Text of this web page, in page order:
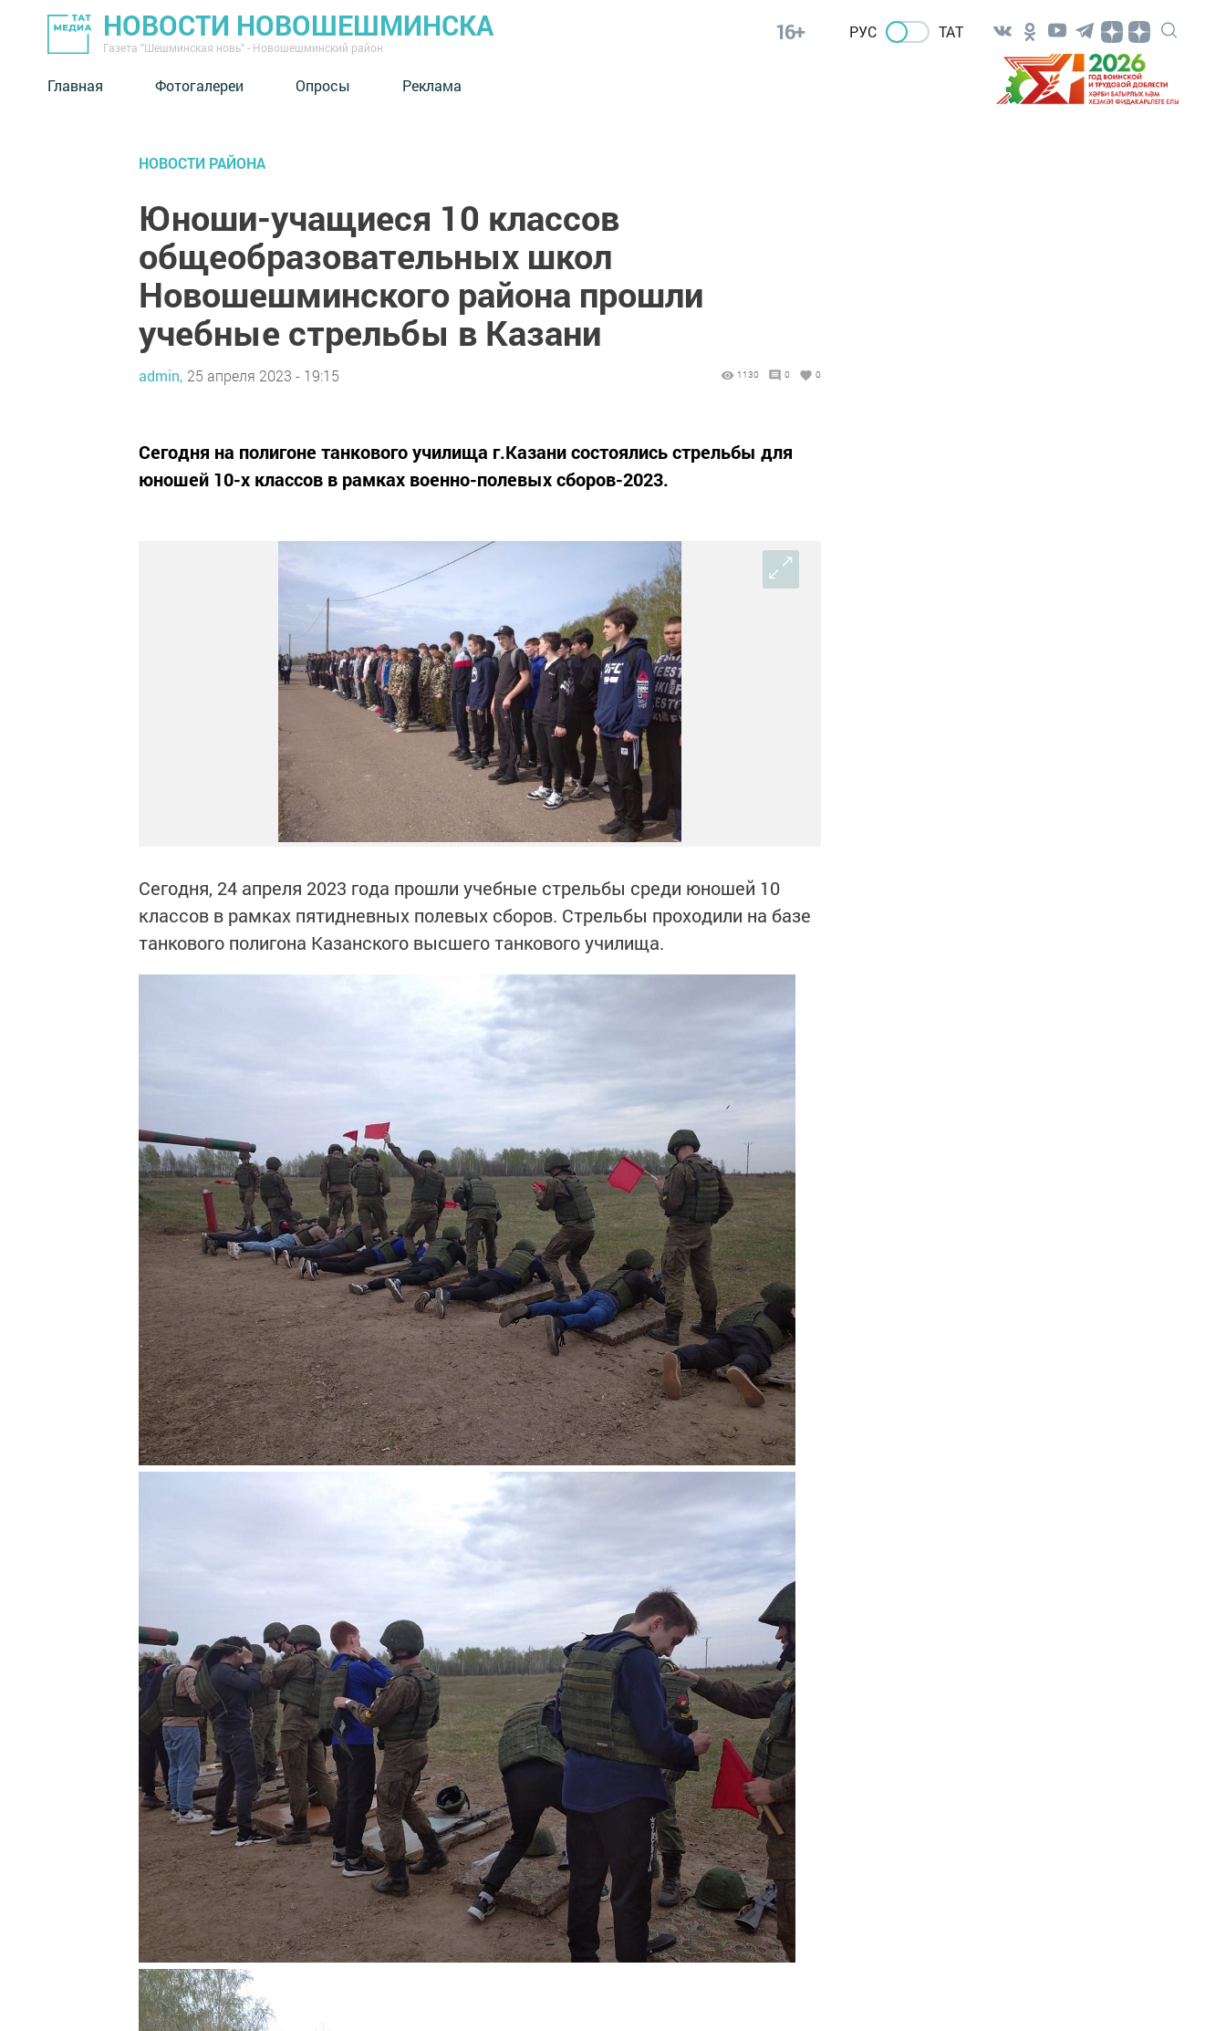
НОВОСТИ НОВОШЕШМИНСКА
Газета "Шешминская новь" - Новошешминский район
16+ РУС ТАТ
Главная Фотогалереи Опросы Реклама
НОВОСТИ РАЙОНА
Юноши-учащиеся 10 классов
общеобразовательных школ
Новошешминского района прошли
учебные стрельбы в Казани
admin, 25 апреля 2023 - 19:15 1130 0 0
Сегодня на полигоне танкового училища г.Казани состоялись стрельбы для
юношей 10-х классов в рамках военно-полевых сборов-2023.
Сегодня, 24 апреля 2023 года прошли учебные стрельбы среди юношей 10
классов в рамках пятидневных полевых сборов. Стрельбы проходили на базе
танкового полигона Казанского высшего танкового училища.